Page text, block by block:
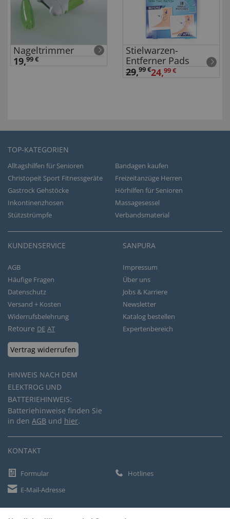
Nageltrimmer
19,99 €
Stielwarzen-
Entferner Pads
29,99 €24,99 €
TOP-KATEGORIEN
Alltagshilfen für Senioren
Bandagen kaufen
Christopeit Sport Fitnessgeräte
Freizeitanzüge Herren
Gastrock Gehstöcke
Hörhilfen für Senioren
Inkontinenzhosen
Massagesessel
Stützstrümpfe
Verbandsmaterial
KUNDENSERVICE
AGB
Häufige Fragen
Datenschutz
Versand + Kosten
Widerrufsbelehrung
Retoure DE AT
Vertrag widerrufen
HINWEIS NACH DEM
ELEKTROG UND
BATTERIEHINWEIS:
Batteriehinweise finden Sie
in den AGB und hier.
SANPURA
Impressum
Über uns
Jobs & Karriere
Newsletter
Katalog bestellen
Expertenbereich
KONTAKT
Formular
Hotlines
E-Mail-Adresse